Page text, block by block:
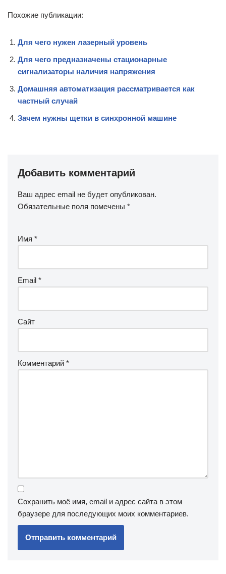
Похожие публикации:
Для чего нужен лазерный уровень
Для чего предназначены стационарные
сигнализаторы наличия напряжения
Домашняя автоматизация рассматривается как
частный случай
Зачем нужны щетки в синхронной машине
Добавить комментарий
Ваш адрес email не будет опубликован.
Обязательные поля помечены *
Имя *
Email *
Сайт
Комментарий *
Сохранить моё имя, email и адрес сайта в этом
браузере для последующих моих комментариев.